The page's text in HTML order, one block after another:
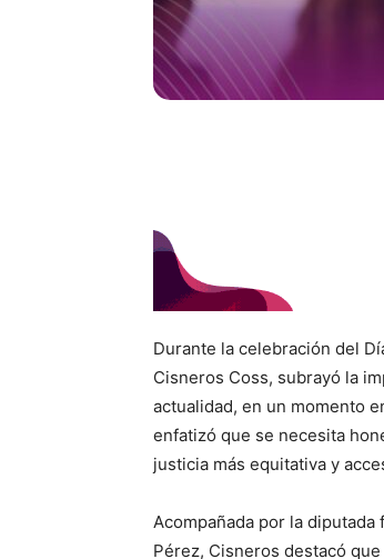
Durante la celebración del
Cisneros Coss, subrayó la
actualidad, en un momento
enfatizó que se necesita
justicia más equitativa y
Acompañada por la
Pérez, Cisneros destacó